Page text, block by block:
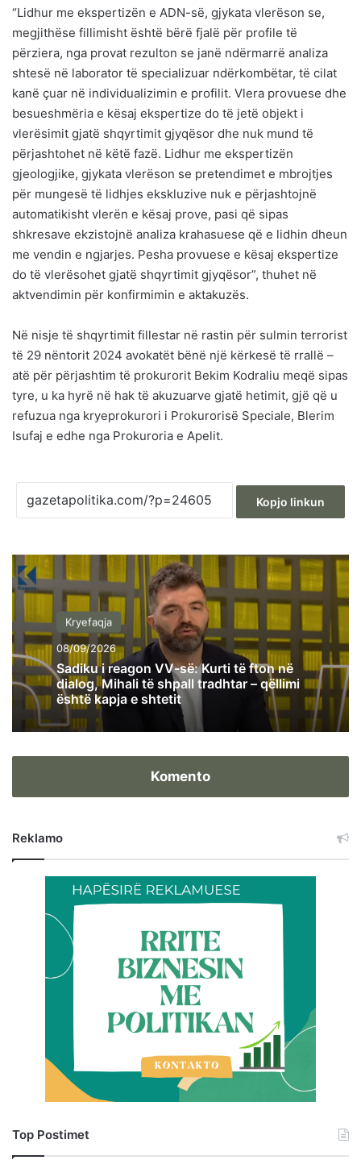
“Lidhur me ekspertizën e ADN-së, gjykata vlerëson se,
megjithëse fillimisht është bërë fjalë për profile të
përziera, nga provat rezulton se janë ndërmarrë analiza
shtesë në laborator të specializuar ndërkombëtar, të cilat
kanë çuar në individualizimin e profilit. Vlera provuese dhe
besueshmëria e kësaj ekspertize do të jetë objekt i
vlerësimit gjatë shqyrtimit gjyqësor dhe nuk mund të
përjashtohet në këtë fazë. Lidhur me ekspertizën
gjeologjike, gjykata vlerëson se pretendimet e mbrojtjes
për mungesë të lidhjes ekskluzive nuk e përjashtojnë
automatikisht vlerën e kësaj prove, pasi që sipas
shkresave ekzistojnë analiza krahasuese që e lidhin dheun
me vendin e ngjarjes. Pesha provuese e kësaj ekspertize
do të vlerësohet gjatë shqyrtimit gjyqësor”, thuhet në
aktvendimin për konfirmimin e aktakuzës.
Në nisje të shqyrtimit fillestar në rastin për sulmin terrorist
të 29 nëntorit 2024 avokatët bënë një kërkesë të rrallë –
atë për përjashtim të prokurorit Bekim Kodraliu meqë sipas
tyre, u ka hyrë në hak të akuzuarve gjatë hetimit, gjë që u
refuzua nga kryeprokurori i Prokurorisë Speciale, Blerim
Isufaj e edhe nga Prokuroria e Apelit.
Kopjo linkun
Kryefaqja
08/09/2026
Sadiku i reagon VV-së: Kurti të fton në
dialog, Mihali të shpall tradhtar – qëllimi
është kapja e shtetit
Komento
Reklamo
Top Postimet